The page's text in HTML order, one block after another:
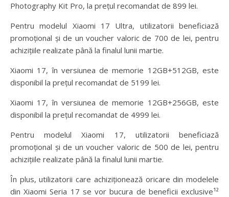
Photography Kit Pro, la prețul recomandat de 899 lei.
Pentru modelul Xiaomi 17 Ultra, utilizatorii beneficiază
promoțional și de un voucher valoric de 700 de lei, pentru
achizițiile realizate până la finalul lunii martie.
Xiaomi 17, în versiunea de memorie 12GB+512GB, este
disponibil la prețul recomandat de 5199 lei.
Xiaomi 17, în versiunea de memorie 12GB+256GB, este
disponibil la prețul recomandat de 4999 lei.
Pentru modelul Xiaomi 17, utilizatorii beneficiază
promoțional și de un voucher valoric de 500 de lei, pentru
achizițiile realizate până la finalul lunii martie.
În plus, utilizatorii care achiziționează oricare din modelele
din Xiaomi Seria 17 se vor bucura de beneficii exclusive¹²